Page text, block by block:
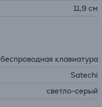
11,9 см
беспроводная клавиатура
Satechi
светло-серый